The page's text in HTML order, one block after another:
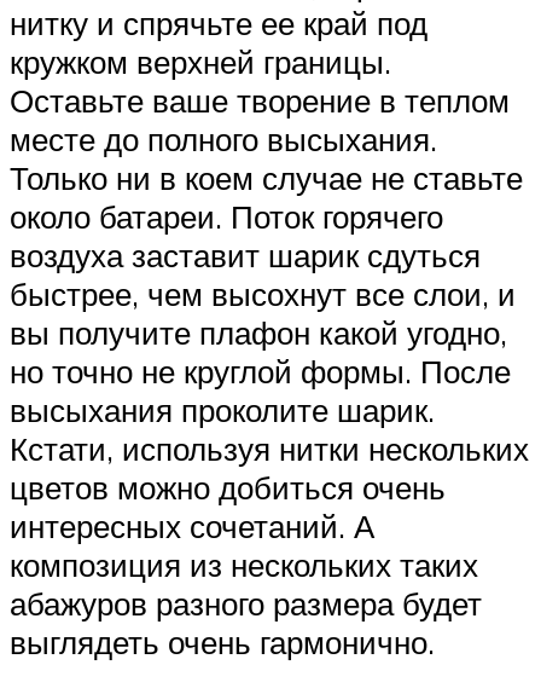
нитку и спрячьте ее край под
кружком верхней границы.
Оставьте ваше творение в теплом
месте до полного высыхания.
Только ни в коем случае не ставьте
около батареи. Поток горячего
воздуха заставит шарик сдуться
быстрее, чем высохнут все слои, и
вы получите плафон какой угодно,
но точно не круглой формы. После
высыхания проколите шарик.
Кстати, используя нитки нескольких
цветов можно добиться очень
интересных сочетаний. А
композиция из нескольких таких
абажуров разного размера будет
выглядеть очень гармонично.